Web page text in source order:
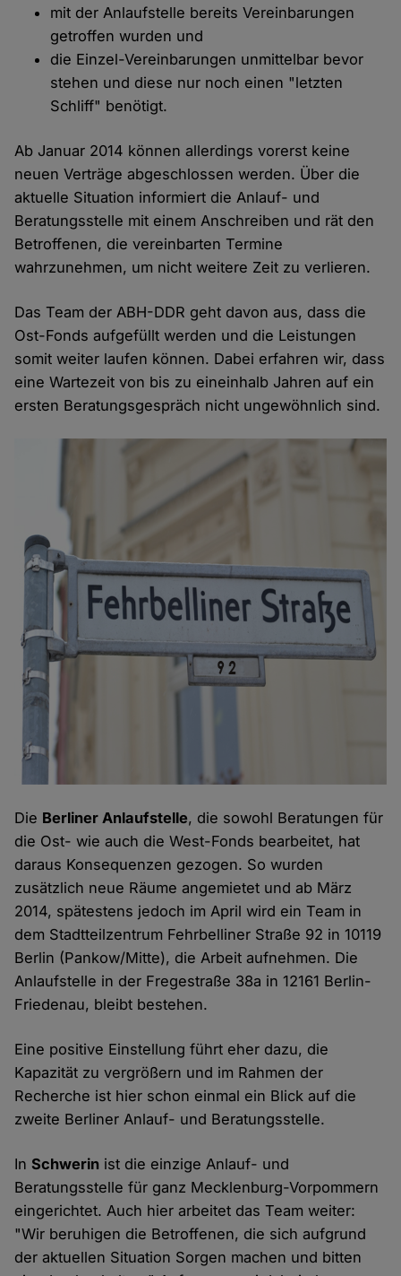
mit der Anlaufstelle bereits Vereinbarungen
getroffen wurden und
die Einzel-Vereinbarungen unmittelbar bevor
stehen und diese nur noch einen "letzten
Schliff" benötigt.
Ab Januar 2014 können allerdings vorerst keine
neuen Verträge abgeschlossen werden. Über die
aktuelle Situation informiert die Anlauf- und
Beratungsstelle mit einem Anschreiben und rät den
Betroffenen, die vereinbarten Termine
wahrzunehmen, um nicht weitere Zeit zu verlieren.
Das Team der ABH-DDR geht davon aus, dass die
Ost-Fonds aufgefüllt werden und die Leistungen
somit weiter laufen können. Dabei erfahren wir, dass
eine Wartezeit von bis zu eineinhalb Jahren auf ein
ersten Beratungsgespräch nicht ungewöhnlich sind.
Die Berliner Anlaufstelle, die sowohl Beratungen für
die Ost- wie auch die West-Fonds bearbeitet, hat
daraus Konsequenzen gezogen. So wurden
zusätzlich neue Räume angemietet und ab März
2014, spätestens jedoch im April wird ein Team in
dem Stadtteilzentrum Fehrbelliner Straße 92 in 10119
Berlin (Pankow/Mitte), die Arbeit aufnehmen. Die
Anlaufstelle in der Fregestraße 38a in 12161 Berlin-
Friedenau, bleibt bestehen.
Eine positive Einstellung führt eher dazu, die
Kapazität zu vergrößern und im Rahmen der
Recherche ist hier schon einmal ein Blick auf die
zweite Berliner Anlauf- und Beratungsstelle.
InSchwerin ist die einzige Anlauf- und
Beratungsstelle für ganz Mecklenburg-Vorpommern
eingerichtet. Auch hier arbeitet das Team weiter:
"Wir beruhigen die Betroffenen, die sich aufgrund
der aktuellen Situation Sorgen machen und bitten